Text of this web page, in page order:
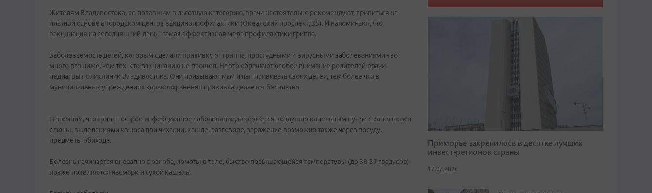
Жителям Владивостока, не попавшим в льготную категорию, врачи настоятельно рекомендуют, привиться на
платной основе в Городском центре вакцинопрофилактики (Океанский проспект, 35). И напоминают, что
вакцинация на сегодняшний день - самая эффективная мера профилактики гриппа.
Заболеваемость детей, которым сделали прививку от гриппа, простудными и вирусными заболеваниями - во
много раз ниже, чем тех, кто вакцинацию не прошел. На это обращают особое внимание родителей врачи-
педиатры поликлиник Владивостока. Они призывают мам и пап прививать своих детей, тем более что в
муниципальных учреждениях здравоохранения прививка делается бесплатно.
Напомним, что грипп - острое инфекционное заболевание, передается воздушно-капельным путем с капельками
слюны, выделениями из носа при чихании, кашле, разговоре, заражение возможно также через посуду,
предметы обихода.
Болезнь начинается внезапно с озноба, ломоты в теле, быстро повышающейся температуры (до 38-39 градусов),
позже появляются насморк и сухой кашель.
Приморье закрепилось в десятке лучших
инвест-регионов страны
17.07.2026